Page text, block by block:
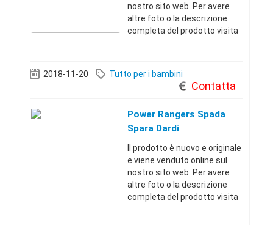
nostro sito web. Per avere
altre foto o la descrizione
completa del prodotto visita
(Roma)+3967911351 49 €
2018-11-20 Tutto per i bambini
Contatta
Power Rangers Spada
Spara Dardi
Il prodotto è nuovo e originale
e viene venduto online sul
nostro sito web. Per avere
altre foto o la descrizione
completa del prodotto visita